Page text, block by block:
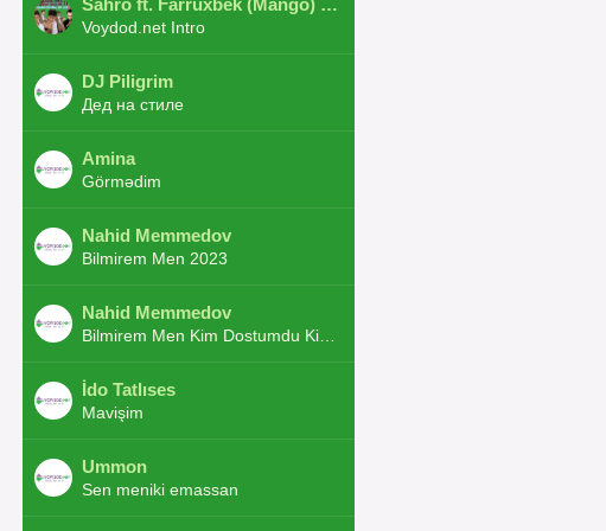
Voydod.net Intro
DJ Piligrim
Дед на стиле
Amina
Görmədim
Nahid Memmedov
Bilmirem Men 2023
Nahid Memmedov
İdo Tatlıses
Mavişim
Ummon
Sen meniki emassan